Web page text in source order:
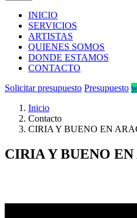
INICIO
SERVICIOS
ARTISTAS
QUIENES SOMOS
DONDE ESTAMOS
CONTACTO
Solicitar presupuesto Presupuesto
Inicio
Contacto
CIRIA Y BUENO EN
CIRIA Y BUENO